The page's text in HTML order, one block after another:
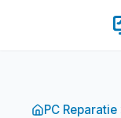
PC Reparatie